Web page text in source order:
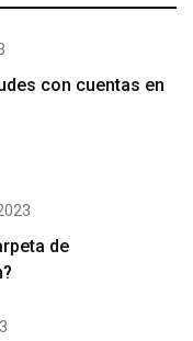
con cuentas en
de